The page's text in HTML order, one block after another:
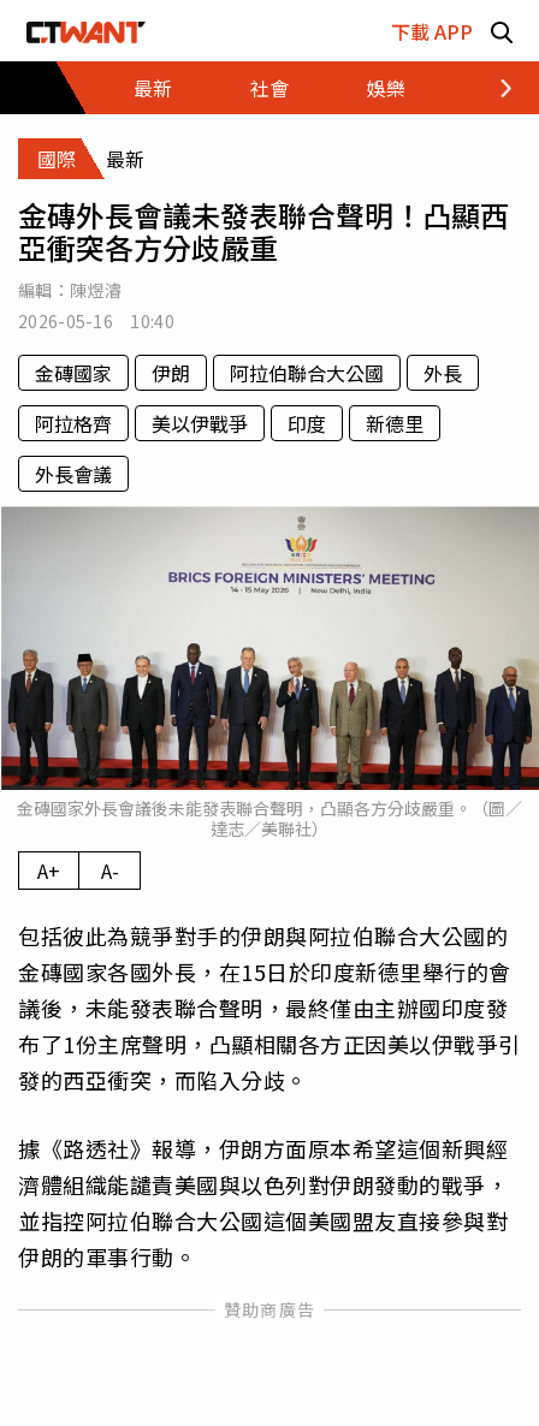
下載 APP
最新
社會 娛樂 財經
國際 最新
金磚外長會議未發表聯合聲明！凸顯西
亞衝突各方分歧嚴重
編輯： 陳煜濬
2026-05-16 10:40
金磚國家 伊朗 阿拉伯聯合大公國
外長
阿拉格齊
美以伊戰爭 印度
新德里
外長會議
金磚國家外長會議後未能發表聯合聲明，凸顯各方分歧嚴重。（圖／
達志／美聯社）
A+ A-
包括彼此為競爭對手的伊朗與阿拉伯聯合大公國的
金磚國家各國外長，在15日於印度新德里舉行的會
議後，未能發表聯合聲明，最終僅由主辦國印度發
布了1份主席聲明，凸顯相關各方正因美以伊戰爭引
發的西亞衝突，而陷入分歧。
據《路透社》報導，伊朗方面原本希望這個新興經
濟體組織能譴責美國與以色列對伊朗發動的戰爭，
並指控阿拉伯聯合大公國這個美國盟友直接參與對
伊朗的軍事行動。